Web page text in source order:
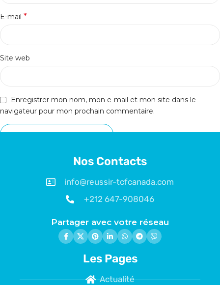
E-mail *
Site web
Enregistrer mon nom, mon e-mail et mon site dans le
navigateur pour mon prochain commentaire.
Nos Contacts
info@reussir-tcfcanada.com
+212 647-908046
Partager avec votre réseau
Les Pages
Actualité